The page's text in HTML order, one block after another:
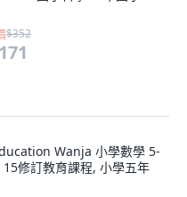
$352
Wanja 小學數學 5-
修訂教育課程, 小學五年